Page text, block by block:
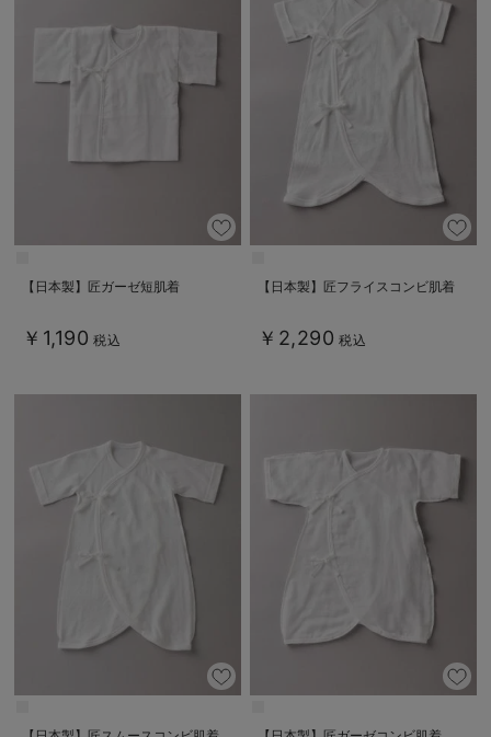
【日本製】匠ガーゼ短肌着
￥1,190 税込
【日本製】匠フライスコンビ肌着
￥2,290 税込